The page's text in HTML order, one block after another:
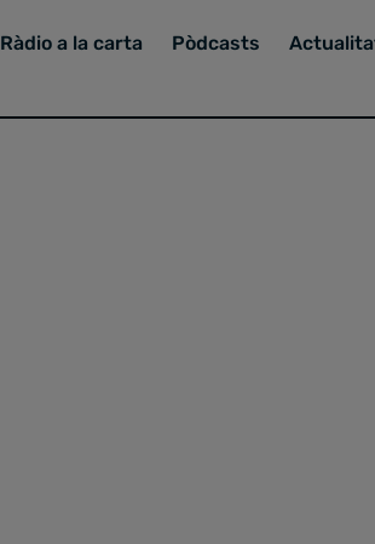
Ràdio a la carta Pòdcasts